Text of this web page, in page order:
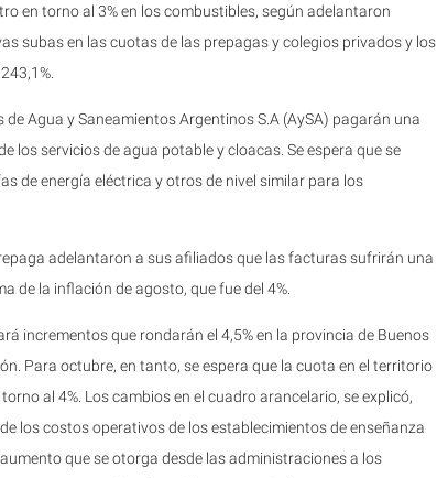
en torno al 3% en los combustibles, según adelantaron
subas en las cuotas de las prepagas y colegios privados y los
de Agua y Saneamientos Argentinos S.A (AySA) pagarán una
los servicios de agua potable y cloacas. Se espera que se
de energía eléctrica y otros de nivel similar para los
adelantaron a sus afiliados que las facturas sufrirán una
de la inflación de agosto, que fue del 4%.
incrementos que rondarán el 4,5% en la provincia de Buenos
Para octubre, en tanto, se espera que la cuota en el territorio
al 4%. Los cambios en el cuadro arancelario, se explicó,
los costos operativos de los establecimientos de enseñanza
que se otorga desde las administraciones a los